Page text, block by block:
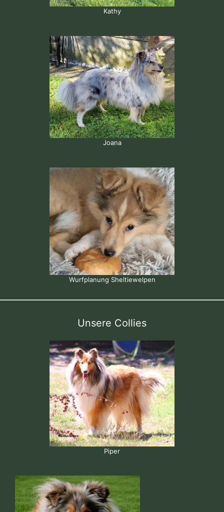
Kathy
Joana
Wurfplanung Sheltiewelpen
Unsere Collies
Piper